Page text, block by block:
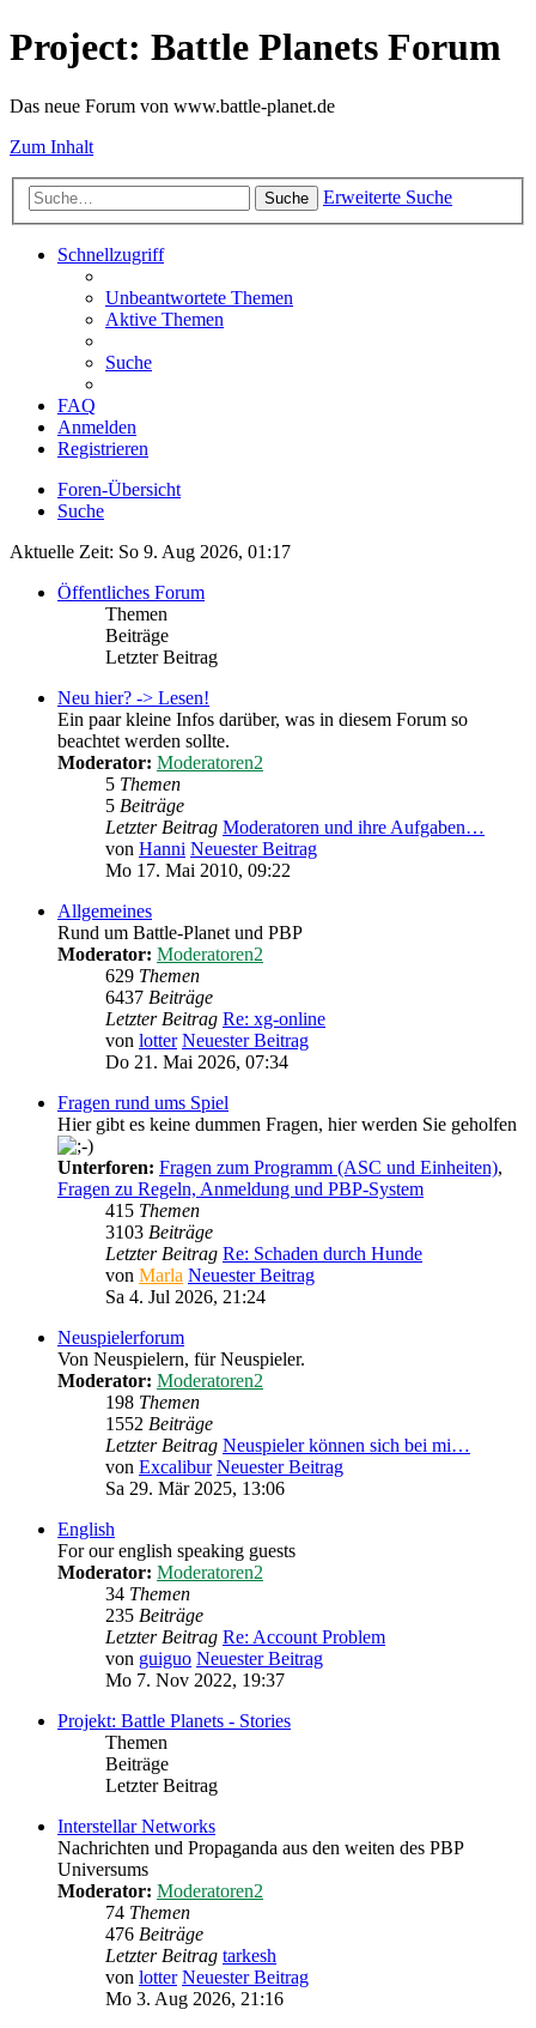
Project: Battle Planets Forum
Das neue Forum von www.battle-planet.de
Zum Inhalt
Suche Erweiterte Suche
Schnellzugriff
Unbeantwortete Themen
Aktive Themen
Suche
FAQ
Anmelden
Registrieren
Foren-Übersicht
Suche
Aktuelle Zeit: So 9. Aug 2026, 01:17
Öffentliches Forum
Themen
Beiträge
Letzter Beitrag
Neu hier? -> Lesen!
Ein paar kleine Infos darüber, was in diesem Forum so
beachtet werden sollte.
Moderator: Moderatoren2
5 Themen
5 Beiträge
Letzter Beitrag Moderatoren und ihre Aufgaben…
von Hanni Neuester Beitrag
Mo 17. Mai 2010, 09:22
Allgemeines
Rund um Battle-Planet und PBP
Moderator: Moderatoren2
629 Themen
6437 Beiträge
Letzter Beitrag Re: xg-online
von lotter Neuester Beitrag
Do 21. Mai 2026, 07:34
Fragen rund ums Spiel
Hier gibt es keine dummen Fragen, hier werden Sie geholfen
Unterforen: Fragen zum Programm (ASC und Einheiten),
Fragen zu Regeln, Anmeldung und PBP-System
415 Themen
3103 Beiträge
Letzter Beitrag Re: Schaden durch Hunde
von Marla Neuester Beitrag
Sa 4. Jul 2026, 21:24
Neuspielerforum
Von Neuspielern, für Neuspieler.
Moderator: Moderatoren2
198 Themen
1552 Beiträge
Letzter Beitrag Neuspieler können sich bei mi…
von Excalibur Neuester Beitrag
Sa 29. Mär 2025, 13:06
English
For our english speaking guests
Moderator: Moderatoren2
34 Themen
235 Beiträge
Letzter Beitrag Re: Account Problem
von guiguo Neuester Beitrag
Mo 7. Nov 2022, 19:37
Projekt: Battle Planets - Stories
Themen
Beiträge
Letzter Beitrag
Interstellar Networks
Nachrichten und Propaganda aus den weiten des PBP
Universums
Moderator: Moderatoren2
74 Themen
476 Beiträge
Letzter Beitrag tarkesh
von lotter Neuester Beitrag
Mo 3. Aug 2026, 21:16